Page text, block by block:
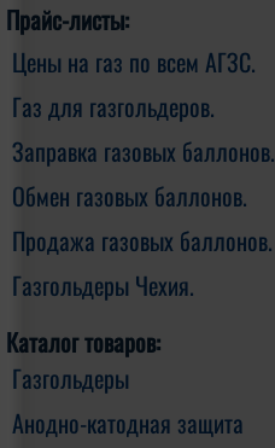
Прайс-листы:
Цены на газ по всем АГЗС.
Газ для газгольдеров.
Заправка газовых баллонов.
Обмен газовых баллонов.
Продажа газовых баллонов.
Газгольдеры Чехия.
Каталог товаров:
Газгольдеры
Анодно-катодная защита